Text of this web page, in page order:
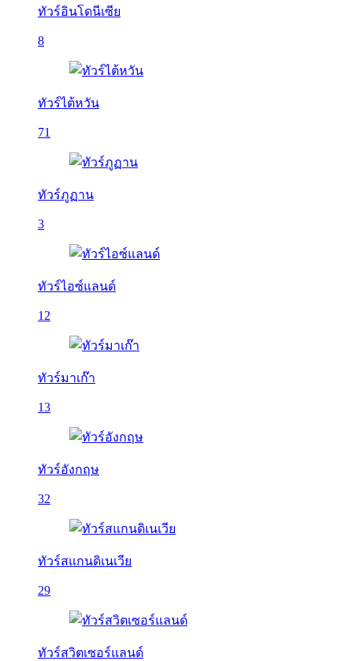
ทัวร์อินโดนีเซีย
8
ทัวร์ไต้หวัน
71
ทัวร์ภูฏาน
3
ทัวร์ไอซ์แลนด์
12
ทัวร์มาเก๊า
13
ทัวร์อังกฤษ
32
ทัวร์สแกนดิเนเวีย
29
ทัวร์สวิตเซอร์แลนด์